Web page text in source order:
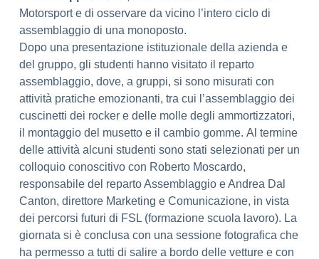
Motorsport e di osservare da vicino l’intero ciclo di
assemblaggio di una monoposto.
Dopo una presentazione istituzionale della azienda e
del gruppo, gli studenti hanno visitato il reparto
assemblaggio, dove, a gruppi, si sono misurati con
attività pratiche emozionanti, tra cui l’assemblaggio dei
cuscinetti dei rocker e delle molle degli ammortizzatori,
il montaggio del musetto e il cambio gomme. Al termine
delle attività alcuni studenti sono stati selezionati per un
colloquio conoscitivo con Roberto Moscardo,
responsabile del reparto Assemblaggio e Andrea Dal
Canton, direttore Marketing e Comunicazione, in vista
dei percorsi futuri di FSL (formazione scuola lavoro). ​La
giornata si è conclusa con una sessione fotografica che
ha permesso a tutti di salire a bordo delle vetture e con